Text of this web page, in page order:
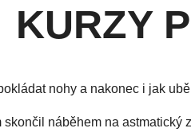
KURZY
nohy a nakonec i jak
náběhem na